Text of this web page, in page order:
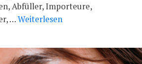
Abfüller, Importeure,
…Weiterlesen